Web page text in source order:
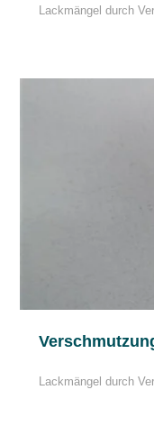
Lackmängel durch
Lackmängel durch